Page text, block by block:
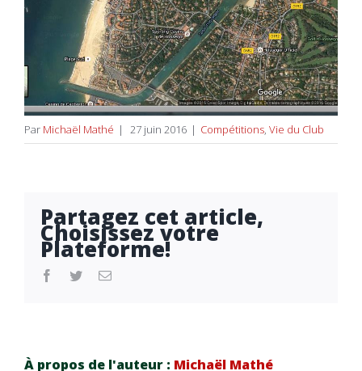
Par Michaël Mathé | 27 juin 2016 | Compétitions, Vie du Club
Partagez cet article,
Choisissez votre
Plateforme!
facebook
twitterEmail
À propos de l'auteur : Michaël Mathé